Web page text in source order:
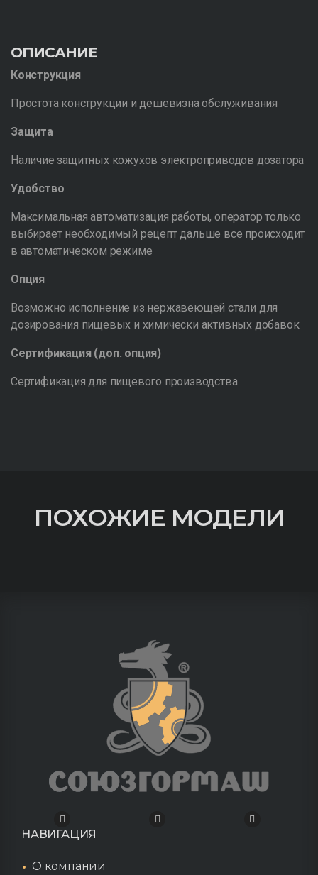
ОПИСАНИЕ
Конструкция
Простота конструкции и дешевизна обслуживания
Защита
Наличие защитных кожухов электроприводов дозатора
Удобство
Максимальная автоматизация работы, оператор только
выбирает необходимый рецепт дальше все происходит
в автоматическом режиме
Опция
Возможно исполнение из нержавеющей стали для
дозирования пищевых и химически активных добавок
Сертификация (доп. опция)
Сертификация для пищевого производства
ПОХОЖИЕ МОДЕЛИ
НАВИГАЦИЯ
О компании